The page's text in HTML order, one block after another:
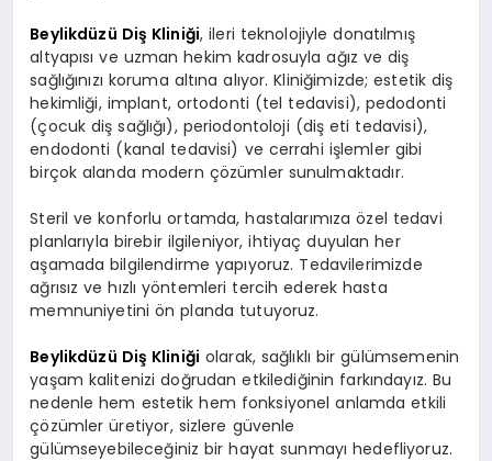
Beylikdüzü Diş Kliniği, ileri teknolojiyle donatılmış
altyapısı ve uzman hekim kadrosuyla ağız ve diş
sağlığınızı koruma altına alıyor. Kliniğimizde; estetik diş
hekimliği, implant, ortodonti (tel tedavisi), pedodonti
(çocuk diş sağlığı), periodontoloji (diş eti tedavisi),
endodonti (kanal tedavisi) ve cerrahi işlemler gibi
birçok alanda modern çözümler sunulmaktadır.
Steril ve konforlu ortamda, hastalarımıza özel tedavi
planlarıyla birebir ilgileniyor, ihtiyaç duyulan her
aşamada bilgilendirme yapıyoruz. Tedavilerimizde
ağrısız ve hızlı yöntemleri tercih ederek hasta
memnuniyetini ön planda tutuyoruz.
Beylikdüzü Diş Kliniği olarak, sağlıklı bir gülümsemenin
yaşam kalitenizi doğrudan etkilediğinin farkındayız. Bu
nedenle hem estetik hem fonksiyonel anlamda etkili
çözümler üretiyor, sizlere güvenle
gülümseyebileceğiniz bir hayat sunmayı hedefliyoruz.